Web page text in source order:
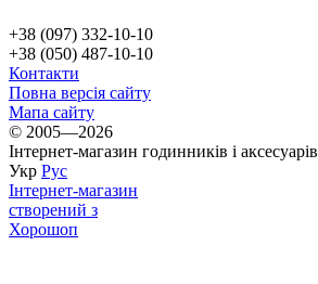
+38 (097) 332-10-10
+38 (050) 487-10-10
Контакти
Повна версія сайту
Мапа сайту
© 2005—2026
Інтернет-магазин годинників і аксесуарів
Укр Рус
Інтернет-магазин
створений з
Хорошоп